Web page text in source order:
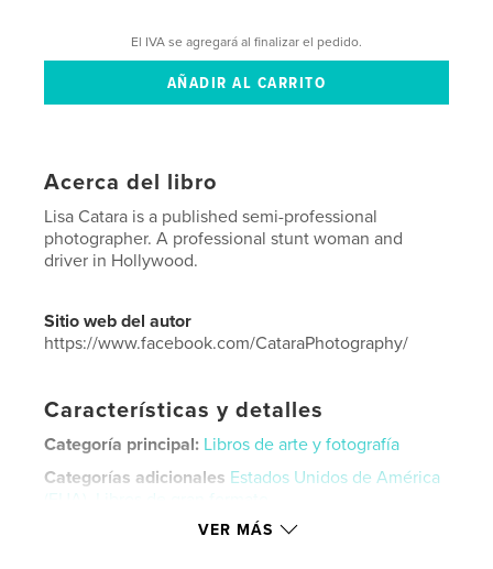
El IVA se agregará al finalizar el pedido.
Acerca del libro
Lisa Catara is a published semi-professional
photographer. A professional stunt woman and
driver in Hollywood.
Sitio web del autor
https://www.facebook.com/CataraPhotography/
Características y detalles
Categoría principal: Libros de arte y fotografía
Categorías adicionales Estados Unidos de América
(EUA)
Libros de gran formato
Vertical estándar, 20×25 cm
VER MÁS